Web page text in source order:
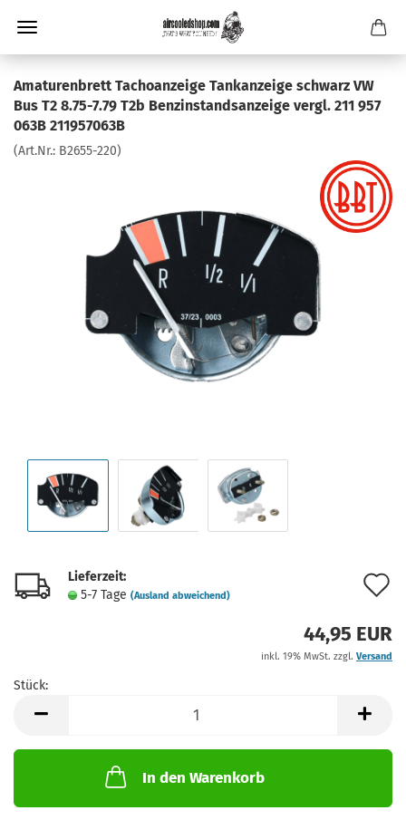
Amaturenbrett Tachoanzeige Tankanzeige schwarz VW
Bus T2 8.75-7.79 T2b Benzinstandsanzeige vergl. 211 957
063B 211957063B
(Art.Nr.: B2655-220)
Lieferzeit:
5-7 Tage (Ausland abweichend)
44,95 EUR
inkl. 19% MwSt. zzgl. Versand
Stück:
In den Warenkorb